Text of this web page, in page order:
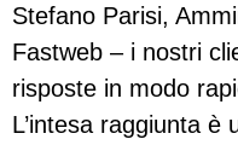
Stefano Parisi,
Fastweb – i nostri
risposte in modo
L’intesa raggiunta è